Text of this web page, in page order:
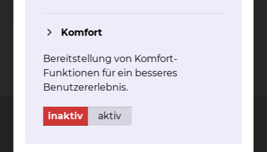
Kontakt Impressum AVB
Datenschutz
Bildnachweise
Entgelttransparenz
Komfort
Bereitstellung von Komfort-
Funktionen für ein besseres
Benutzererlebnis.
inaktiv aktiv